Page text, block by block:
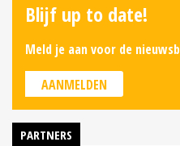
Blijf up to date!
Meld je aan voor de
AANMELDEN
PARTNERS